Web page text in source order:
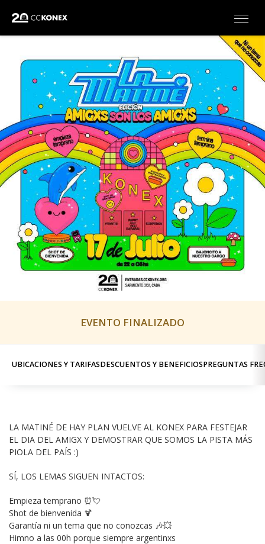
EVENTO FINALIZADO
UBICACIONES Y TARIFASDESCUENTOS Y BENEFICIOSPREGUNTAS
LA MATINÉ DE HAY PLAN VUELVE AL KONEX PARA FESTEJAR
EL DIA DEL AMIGX Y DEMOSTRAR QUE SOMOS LA PISTA MÁS
PIOLA DEL PAÍS :)
SÍ, LOS LEMAS SIGUEN INTACTOS:
Empieza temprano ⏰💘
Shot de bienvenida 🍹
Garantía ni un tema que no conozcas 🎶💥
Himno a las 00h porque siempre argentinxs